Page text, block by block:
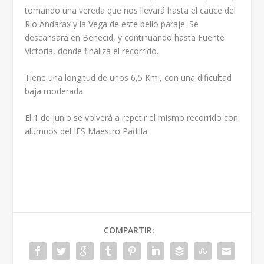
tomando una vereda que nos llevará hasta el cauce del
Río Andarax y la Vega de este bello paraje. Se
descansará en Benecid, y continuando hasta Fuente
Victoria, donde finaliza el recorrido.
Tiene una longitud de unos 6,5 Km., con una dificultad
baja moderada.
El 1 de junio se volverá a repetir el mismo recorrido con
alumnos del IES Maestro Padilla.
COMPARTIR: